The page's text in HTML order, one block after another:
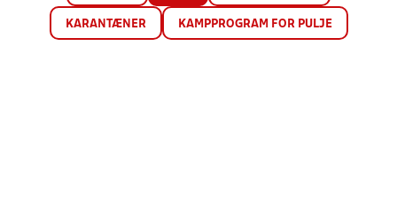
KARANTÆNER KAMPPROGRAM FOR PULJE